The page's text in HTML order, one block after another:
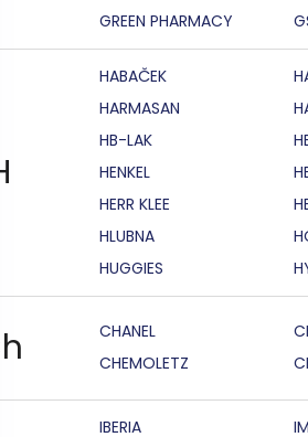
GREEN PHARMACY
HABAČEK
HARMASAN
HB-LAK
HENKEL
HERR KLEE
HLUBNA
HUGGIES
CHANEL
CHEMOLETZ
IBERIA